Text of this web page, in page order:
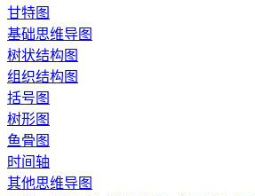
甘特图
基础思维导图
树状结构图
组织结构图
括号图
树形图
鱼骨图
时间轴
其他思维导图